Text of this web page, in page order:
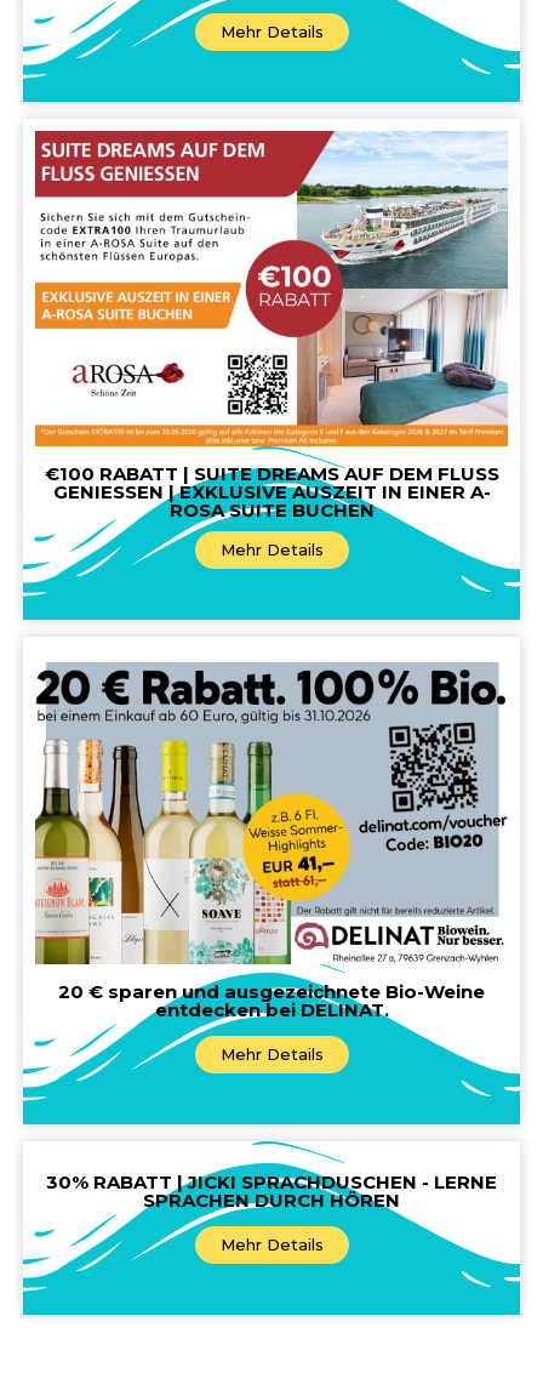
Mehr Details
€100 RABATT | SUITE DREAMS AUF DEM FLUSS
GENIESSEN | EXKLUSIVE AUSZEIT IN EINER A-
ROSA SUITE BUCHEN
Mehr Details
20 € sparen und ausgezeichnete Bio-Weine
entdecken bei DELINAT.
Mehr Details
30% RABATT | JICKI SPRACHDUSCHEN - LERNE
SPRACHEN DURCH HÖREN
Mehr Details